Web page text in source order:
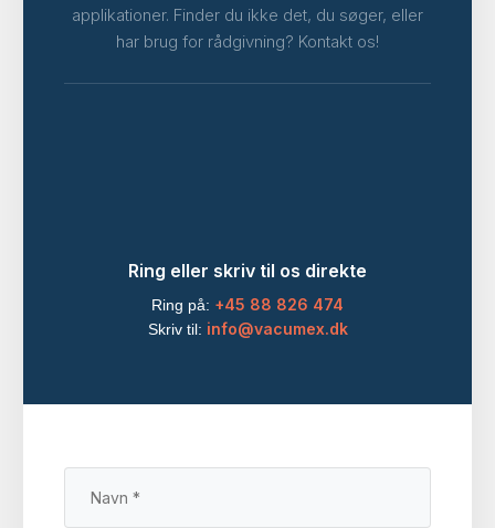
applikationer. Finder du ikke det, du søger, eller
har brug for rådgivning? Kontakt os!
Ring eller skriv til os direkte
Ring på: +45 88 826 474
Skriv til: info@vacumex.dk